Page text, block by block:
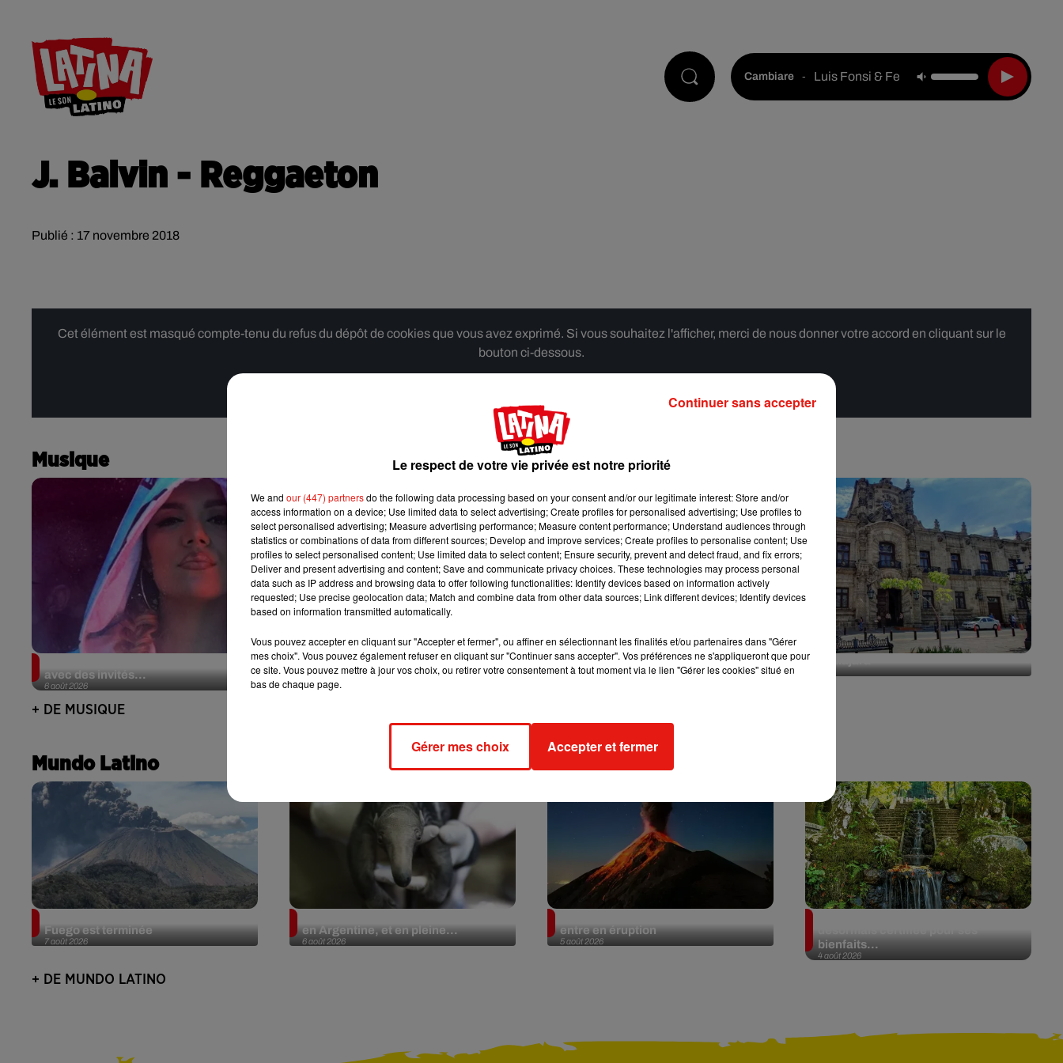
Cambiare - Luis Fonsi & Feid
J. Balvin - Reggaeton
Publié : 17 novembre 2018
Cet élément est masqué compte-tenu du refus du dépôt de cookies que vous avez exprimé. Si vous souhaitez l'afficher, merci de nous donner votre accord en cliquant sur le
bouton ci-dessous.
Musique
6 août 2026
Karol G dévoile la tracklist de son nouvel album…
avec des invités...
Benny Blanco invite Selena Gomez et Becky G sur
son nouveau single
31 juillet 2026
Escapade à Guadalajara
+ DE MUSIQUE
Mundo Latino
7 août 2026
Fuego est terminée
6 août 2026
en Argentine, et en pleine...
5 août 2026
entre en éruption
4 août 2026
bienfaits...
+ DE MUNDO LATINO
Le respect de votre vie privée est notre priorité
We and our (447) partnersdo the following data processing based on your consent and/or our legitimate interest: Store and/or
access information on a device; Use limited data to select advertising; Create profiles for personalised advertising; Use profiles to
select personalised advertising; Measure advertising performance; Measure content performance; Understand audiences through
statistics or combinations of data from different sources; Develop and improve services; Create profiles to personalise content; Use
profiles to select personalised content; Use limited data to select content; Ensure security, prevent and detect fraud, and fix errors;
Deliver and present advertising and content; Save and communicate privacy choices. These technologies may process personal
data such as IP address and browsing data to offer following functionalities: Identify devices based on information actively
requested; Use precise geolocation data; Match and combine data from other data sources; Link different devices; Identify devices
based on information transmitted automatically.
Vous pouvez accepter en cliquant sur "Accepter et fermer", ou affiner en sélectionnant les finalités et/ou partenaires dans "Gérer
mes choix". Vous pouvez également refuser en cliquant sur "Continuer sans accepter". Vos préférences ne s'appliqueront que pour
ce site. Vous pouvez mettre à jour vos choix, ou retirer votre consentement à tout moment via le lien "Gérer les cookies" situé en
bas de chaque page.
Gérer mes choix Accepter et fermer
Continuer sans accepter